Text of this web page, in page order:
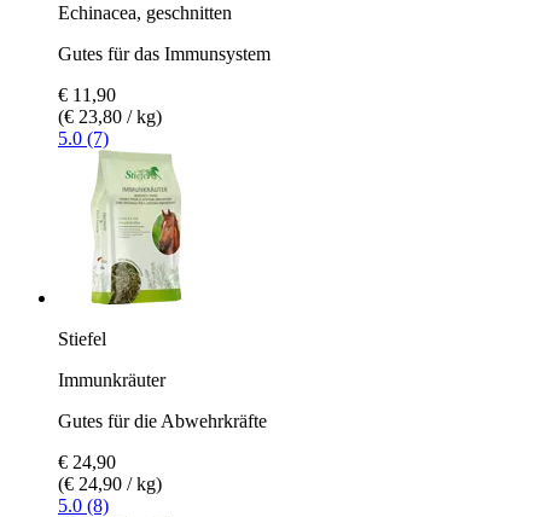
Echinacea, geschnitten
Gutes für das Immunsystem
€ 11,90
(€ 23,80 / kg)
5.0 (7)
Stiefel
Immunkräuter
Gutes für die Abwehrkräfte
€ 24,90
(€ 24,90 / kg)
5.0 (8)